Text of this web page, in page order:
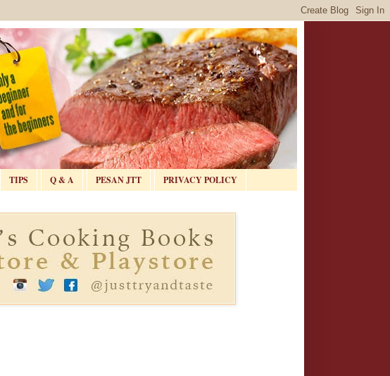
TIPS Q & A PESAN JTT PRIVACY POLICY